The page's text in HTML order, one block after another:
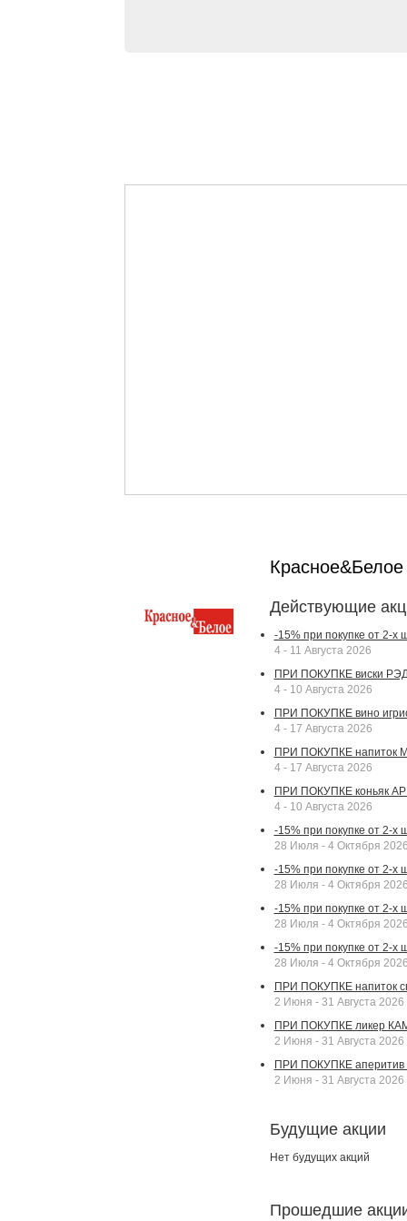
Действующие
-15% при покупке от 2-
4 - 11 Августа 2026
ПРИ ПОКУПКЕ виски
4 - 10 Августа 2026
ПРИ ПОКУПКЕ вино
4 - 17 Августа 2026
ПРИ ПОКУПКЕ напиток
4 - 17 Августа 2026
ПРИ ПОКУПКЕ коньяк
4 - 10 Августа 2026
-15% при покупке от 2-х
28 Июля - 4 Октября
-15% при покупке от 2-х
28 Июля - 4 Октября
-15% при покупке от 2-х
28 Июля - 4 Октября
-15% при покупке от 2-х
28 Июля - 4 Октября
ПРИ ПОКУПКЕ напиток
2 Июня - 31 Августа 2026
ПРИ ПОКУПКЕ ликер
2 Июня - 31 Августа 2026
ПРИ ПОКУПКЕ аперитив
2 Июня - 31 Августа 2026
Будущие акции
Нет будущих акций
Прошедшие